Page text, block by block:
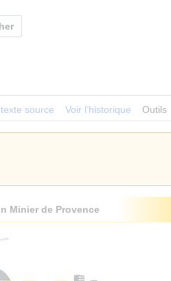
source Voir l’historique Outils
Minier de Provence